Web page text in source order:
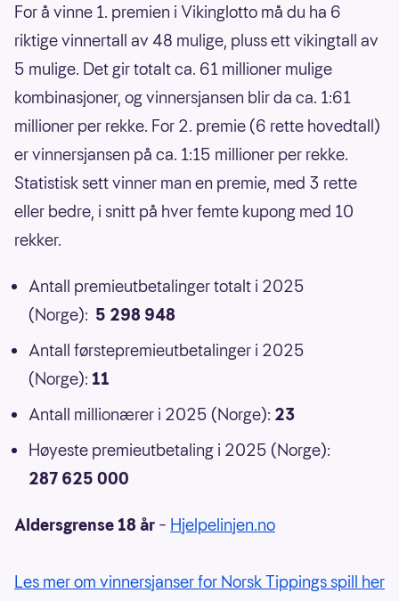
For å vinne 1. premien i Vikinglotto må du ha 6
riktige vinnertall av 48 mulige, pluss ett vikingtall av
5 mulige. Det gir totalt ca. 61 millioner mulige
kombinasjoner, og vinnersjansen blir da ca. 1:61
millioner per rekke. For 2. premie (6 rette hovedtall)
er vinnersjansen på ca. 1:15 millioner per rekke.
Statistisk sett vinner man en premie, med 3 rette
eller bedre, i snitt på hver femte kupong med 10
rekker.
Antall premieutbetalinger totalt i 2025
(Norge): 5 298 948
Antall førstepremieutbetalinger i 2025
(Norge): 11
Antall millionærer i 2025 (Norge): 23
Høyeste premieutbetaling i 2025 (Norge):
287 625 000
Aldersgrense 18 år – Hjelpelinjen.no
Les mer om vinnersjanser for Norsk Tippings spill her